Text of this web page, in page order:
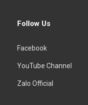
Follow Us
Facebook
YouTube Channel
Zalo Official